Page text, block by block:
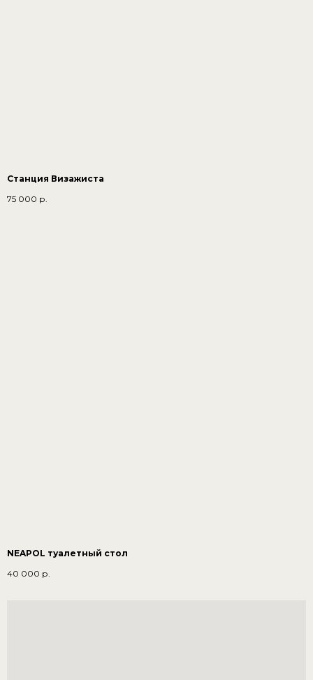
Станция Визажиста
75 000 р.
NEAPOL туалетный стол
40 000 р.